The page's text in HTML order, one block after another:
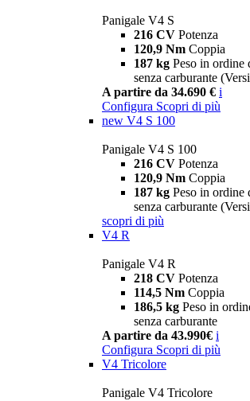
Panigale V4 S
216 CV Potenza
120,9 Nm Coppia
187 kg Peso in ordine
senza carburante
A partire da 34.690 € i
Configura Scopri di più
new V4 S 100
Panigale V4 S 100
216 CV Potenza
120,9 Nm Coppia
187 kg Peso in ordine
senza carburante
scopri di più
V4 R
Panigale V4 R
218 CV Potenza
114,5 Nm Coppia
186,5 kg Peso in
senza carburante
A partire da 43.990€ i
Configura Scopri di più
V4 Tricolore
Panigale V4 Tricolore